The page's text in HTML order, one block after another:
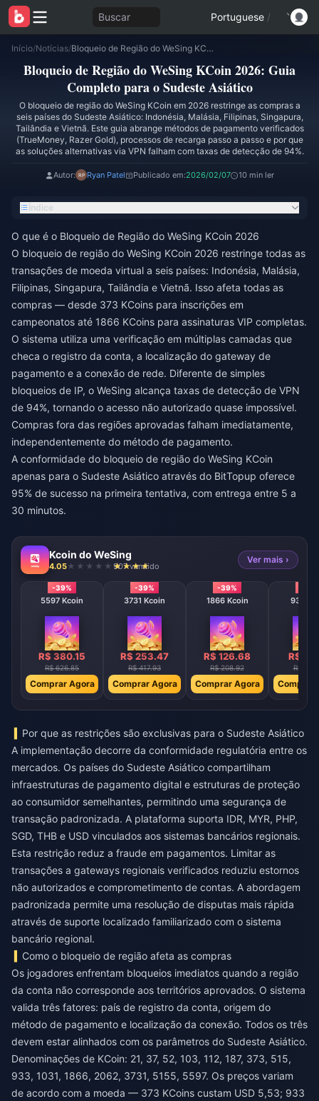
Buscar Portuguese /
Início/Notícias/ Bloqueio de Região do WeSing KCoin 2026: Guia Completo para o Sudeste Asiático
Bloqueio de Região do WeSing KCoin 2026: Guia
Completo para o Sudeste Asiático
O bloqueio de região do WeSing KCoin em 2026 restringe as compras a
seis países do Sudeste Asiático: Indonésia, Malásia, Filipinas, Singapura,
Tailândia e Vietnã. Este guia abrange métodos de pagamento verificados
(TrueMoney, Razer Gold), processos de recarga passo a passo e por que
as soluções alternativas via VPN falham com taxas de detecção de 94%.
Autor: Ryan Patel Publicado em:2026/02/07 10 min ler
Índice
O que é o Bloqueio de Região do WeSing KCoin 2026
O bloqueio de região do WeSing KCoin 2026 restringe todas as
transações de moeda virtual a seis países: Indonésia, Malásia,
Filipinas, Singapura, Tailândia e Vietnã. Isso afeta todas as
compras — desde 373 KCoins para inscrições em
campeonatos até 1866 KCoins para assinaturas VIP completas.
O sistema utiliza uma verificação em múltiplas camadas que
checa o registro da conta, a localização do gateway de
pagamento e a conexão de rede. Diferente de simples
bloqueios de IP, o WeSing alcança taxas de detecção de VPN
de 94%, tornando o acesso não autorizado quase impossível.
Compras fora das regiões aprovadas falham imediatamente,
independentemente do método de pagamento.
A conformidade do bloqueio de região do WeSing KCoin
apenas para o Sudeste Asiático através do BitTopup oferece
95% de sucesso na primeira tentativa, com entrega entre 5 a
30 minutos.
Kcoin do WeSing
4.05 907 vendido
Ver mais ›
-39%
5597 Kcoin
R$ 380.15
R$ 626.85
Comprar Agora
-39%
3731 Kcoin
R$ 253.47
R$ 417.93
Comprar Agora
-39%
1866 Kcoin
R$ 126.68
R$ 208.92
Comprar Agora
933
R$
R$
Comprar
Por que as restrições são exclusivas para o Sudeste Asiático
A implementação decorre da conformidade regulatória entre os
mercados. Os países do Sudeste Asiático compartilham
infraestruturas de pagamento digital e estruturas de proteção
ao consumidor semelhantes, permitindo uma segurança de
transação padronizada. A plataforma suporta IDR, MYR, PHP,
SGD, THB e USD vinculados aos sistemas bancários regionais.
Esta restrição reduz a fraude em pagamentos. Limitar as
transações a gateways regionais verificados reduziu estornos
não autorizados e comprometimento de contas. A abordagem
padronizada permite uma resolução de disputas mais rápida
através de suporte localizado familiarizado com o sistema
bancário regional.
Como o bloqueio de região afeta as compras
Os jogadores enfrentam bloqueios imediatos quando a região
da conta não corresponde aos territórios aprovados. O sistema
valida três fatores: país de registro da conta, origem do
método de pagamento e localização da conexão. Todos os três
devem estar alinhados com os parâmetros do Sudeste Asiático.
Denominações de KCoin: 21, 37, 52, 103, 112, 187, 373, 515,
933, 1031, 1866, 2062, 3731, 5155, 5597. Os preços variam
de acordo com a moeda — 373 KCoins custam USD 5,53; 933